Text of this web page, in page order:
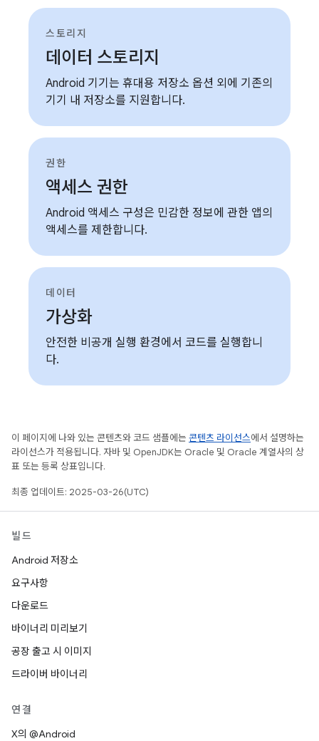
스토리지
데이터 스토리지
Android 기기는 휴대용 저장소 옵션 외에 기존의
기기 내 저장소를 지원합니다.
권한
액세스 권한
Android 액세스 구성은 민감한 정보에 관한 앱의
액세스를 제한합니다.
데이터
가상화
안전한 비공개 실행 환경에서 코드를 실행합니
다.
이 페이지에 나와 있는 콘텐츠와 코드 샘플에는 콘텐츠 라이선스에서 설명하는
라이선스가 적용됩니다. 자바 및 OpenJDK는 Oracle 및 Oracle 계열사의 상
표 또는 등록 상표입니다.
최종 업데이트: 2025-03-26(UTC)
빌드
Android 저장소
요구사항
다운로드
바이너리 미리보기
공장 출고 시 이미지
드라이버 바이너리
연결
X의 @Android